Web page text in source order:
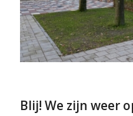
Blij! We zijn weer